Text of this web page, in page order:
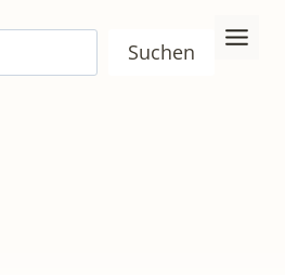
Suchen